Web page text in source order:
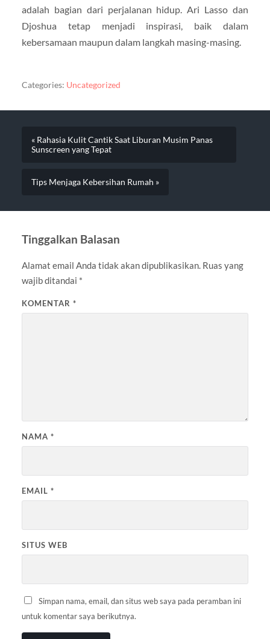
adalah bagian dari perjalanan hidup. Ari Lasso dan
Djoshua tetap menjadi inspirasi, baik dalam
kebersamaan maupun dalam langkah masing-masing.
Categories: Uncategorized
« Rahasia Kulit Cantik Saat Liburan Musim Panas
Sunscreen yang Tepat
Tips Menjaga Kebersihan Rumah »
Tinggalkan Balasan
Alamat email Anda tidak akan dipublikasikan. Ruas yang
wajib ditandai *
KOMENTAR *
NAMA *
EMAIL *
SITUS WEB
Simpan nama, email, dan situs web saya pada peramban ini
untuk komentar saya berikutnya.